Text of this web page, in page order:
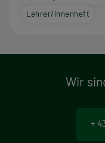
Lehrer/innenheft
Wir
+